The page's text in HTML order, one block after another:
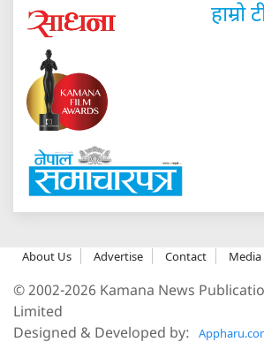
हाम्रो
About Us Advertise Contact
© 2002-2026 Kamana News
Limited
Designed & Developed by: